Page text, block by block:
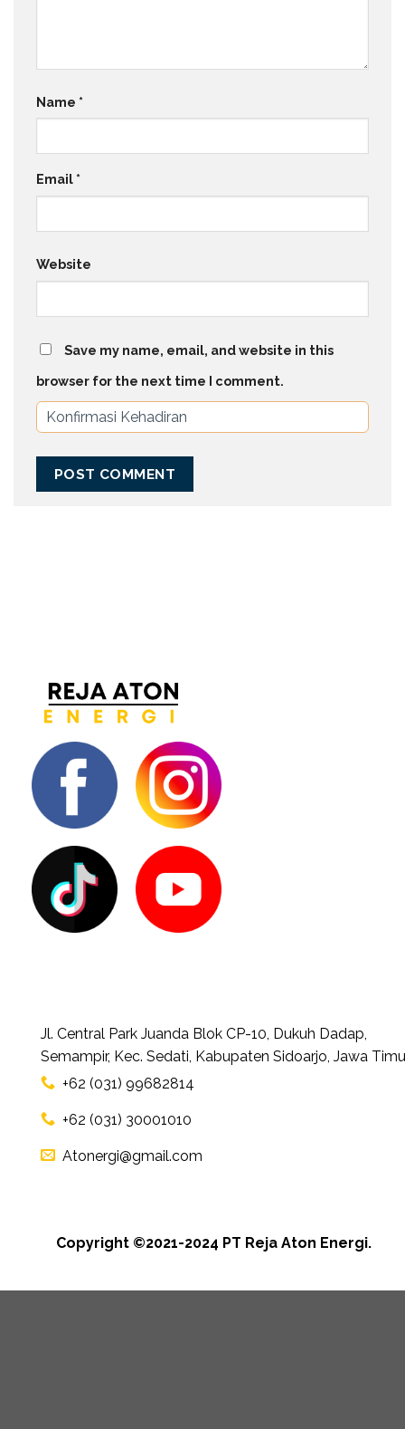
Name *
Email *
Website
Save my name, email, and website in this
browser for the next time I comment.
Jl. Central Park Juanda Blok CP-10, Dukuh Dadap,
Semampir, Kec. Sedati, Kabupaten Sidoarjo, Jawa
+62 (031) 99682814
+62 (031) 30001010
Atonergi@gmail.com
Copyright ©2021-2024 PT Reja Aton Energi.